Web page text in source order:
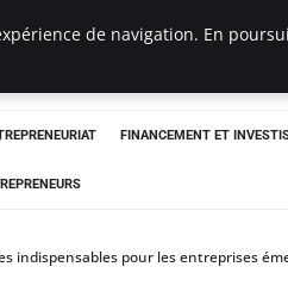
FINANCEMENT ET
indispensables pour les entreprises
de navigation. En